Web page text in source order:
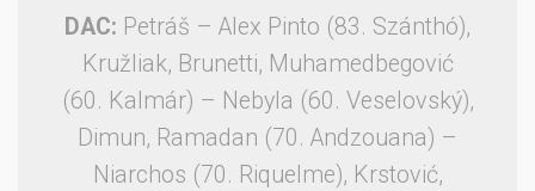
DAC: Petráš – Alex Pinto (83. Szánthó),
Kružliak, Brunetti, Muhamedbegović
(60. Kalmár) – Nebyla (60. Veselovský),
Dimun, Ramadan (70. Andzouana) –
Niarchos (70. Riquelme), Krstović,